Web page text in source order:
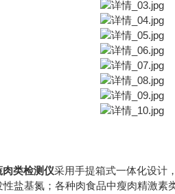
肉类检测仪采用手提箱式一体化设计
盐基氮；各种肉食品中瘦肉精激素